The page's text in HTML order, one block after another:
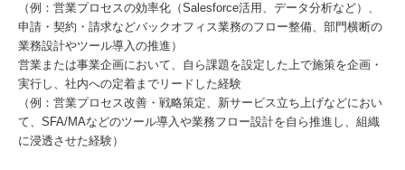
（例：営業プロセスの効率化（Salesforce活用、データ分析など）、
申請・契約・請求などバックオフィス業務のフロー整備、部門横断の
業務設計やツール導入の推進）
営業または事業企画において、自ら課題を設定した上で施策を企画・
実行し、社内への定着までリードした経験
（例：営業プロセス改善・戦略策定、新サービス立ち上げなどにおい
て、SFA/MAなどのツール導入や業務フロー設計を自ら推進し、組織
に浸透させた経験）